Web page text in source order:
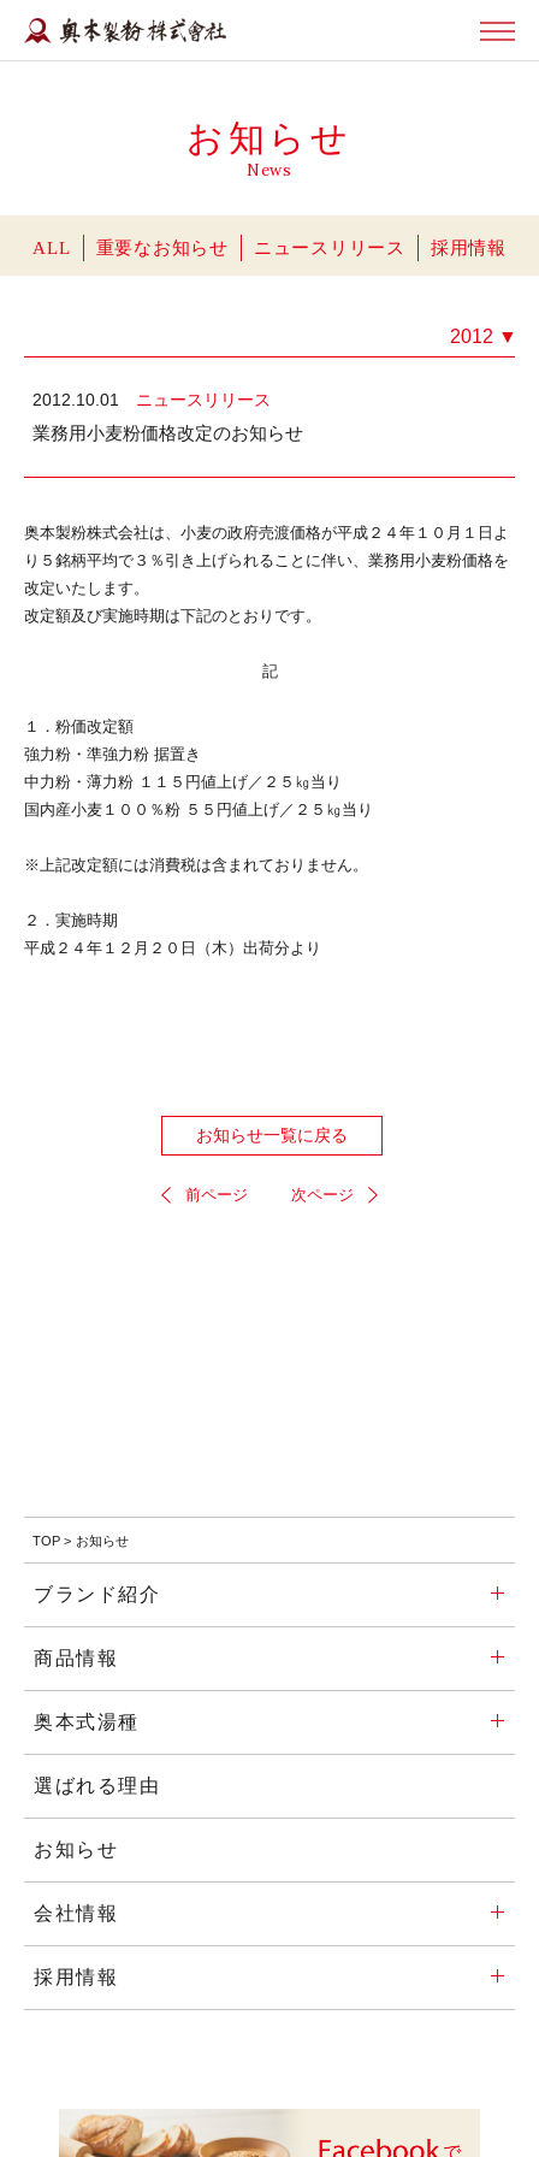
お知らせ
News
ALL 重要なお知らせ ニュースリリース 採用情報
2012 ▼
2012.10.01 ニュースリリース
業務用小麦粉価格改定のお知らせ
奥本製粉株式会社は、小麦の政府売渡価格が平成２４年１０月１日よ
り５銘柄平均で３％引き上げられることに伴い、業務用小麦粉価格を
改定いたします。
改定額及び実施時期は下記のとおりです。
記
１．粉価改定額
強力粉・準強力粉 据置き
中力粉・薄力粉 １１５円値上げ／２５㎏当り
国内産小麦１００％粉 ５５円値上げ／２５㎏当り
※上記改定額には消費税は含まれておりません。
２．実施時期
平成２４年１２月２０日（木）出荷分より
前ページ
お知らせ一覧に戻る
次ページ
TOP > お知らせ
ブランド紹介
商品情報
奥本式湯種
選ばれる理由
お知らせ
会社情報
採用情報